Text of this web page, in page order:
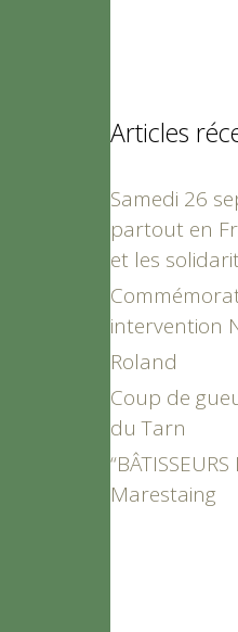
Articles
Samedi 26
partout en
et les
intervention
Roland
Coup de
du Tarn
Marestaing